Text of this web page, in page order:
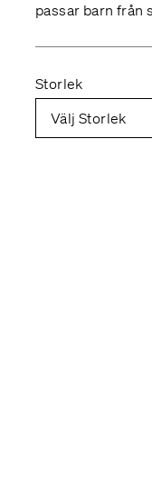
passar barn från
Storlek
Välj Storlek